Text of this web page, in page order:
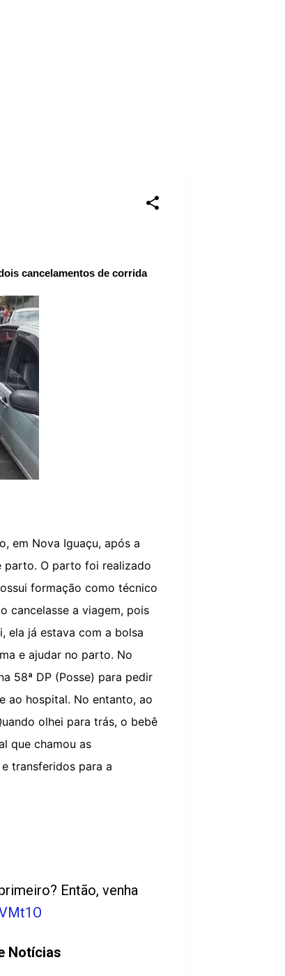
cancelamentos de corrida
em Nova Iguaçu, após a
parto. O parto foi realizado
formação como técnico
cancelasse a viagem, pois
ela já estava com a bolsa
e ajudar no parto. No
58ª DP (Posse) para pedir
ao hospital. No entanto, ao
olhei para trás, o bebê
que chamou as
transferidos para a
Então, venha
Notícias